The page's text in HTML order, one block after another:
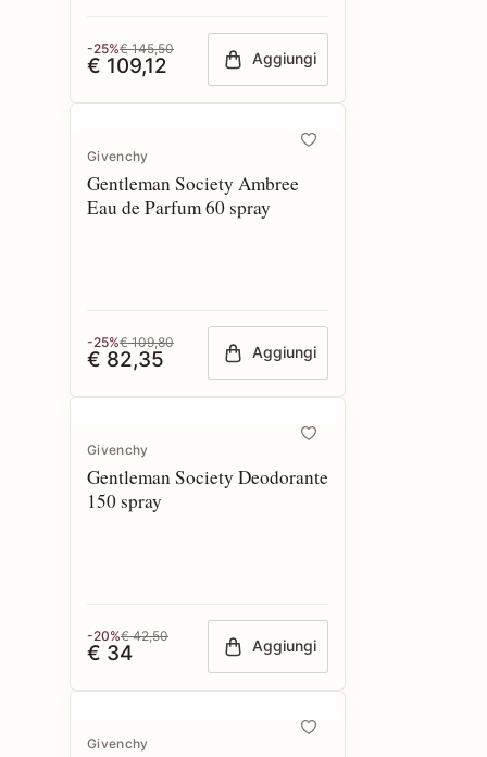
-25%€ 145,50
€ 109,12 Aggiungi
Givenchy
Gentleman Society Ambree
Eau de Parfum 60 spray
-25%€ 109,80
€ 82,35 Aggiungi
Givenchy
Gentleman Society Deodorante
150 spray
-20%€ 42,50
€ 34 Aggiungi
Givenchy